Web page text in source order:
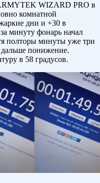
WIZARD PRO в
комнатной
дни и +30 в
минуту фонарь начал
полторы минуты уже три
дальше понижение.
в 58 градусов.